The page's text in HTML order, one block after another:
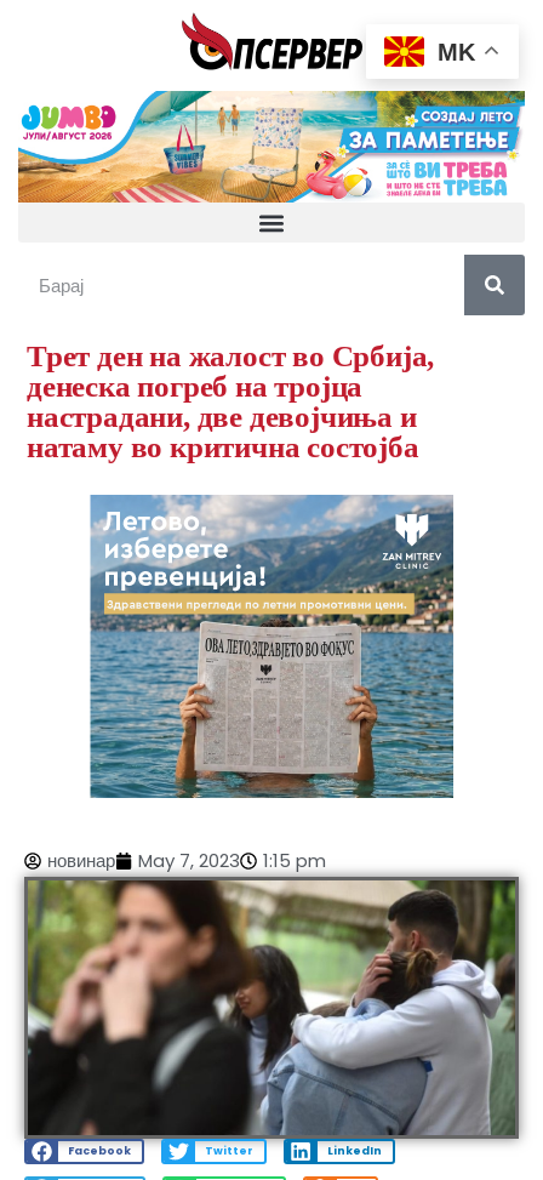
Трет ден на жалост во Србија,
денеска погреб на тројца
настрадани, две девојчиња и
натаму во критична состојба
новинар May 7, 2023 1:15 pm
Facebook Twitter LinkedIn
MK